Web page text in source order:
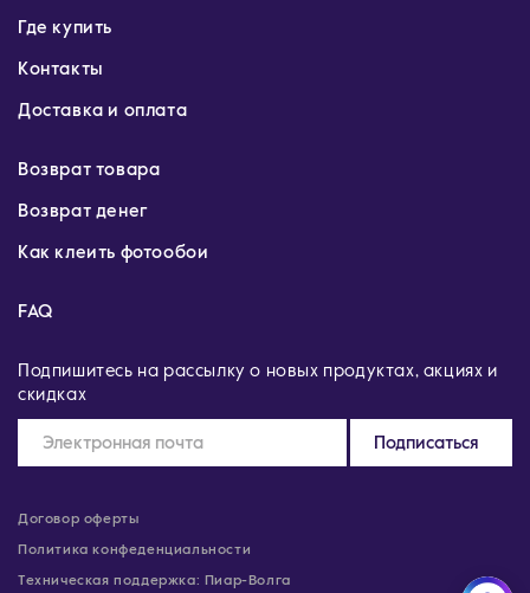
Где купить
Контакты
Доставка и оплата
Возврат товара
Возврат денег
Как клеить фотообои
FAQ
Подпишитесь на рассылку о новых продуктах, акциях и
скидках
Подписаться
Договор оферты
Политика конфеденциальности
Техническая поддержка: Пиар-Волга